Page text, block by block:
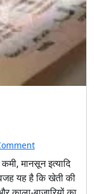
मानसून इत्यादि
यह है कि खेती की